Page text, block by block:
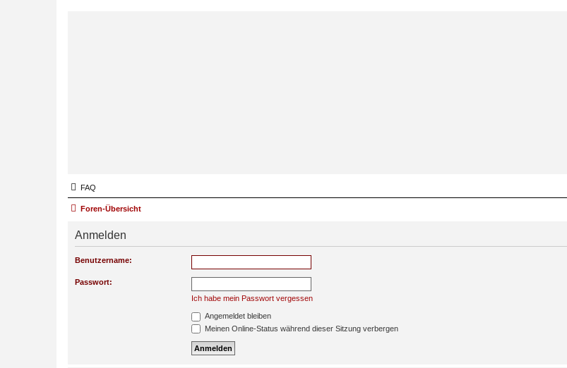
FAQ
Foren-Übersicht
Anmelden
Benutzername:
Passwort:
Ich habe mein Passwort vergessen
Angemeldet bleiben
Meinen Online-Status während dieser Sitzung verbergen